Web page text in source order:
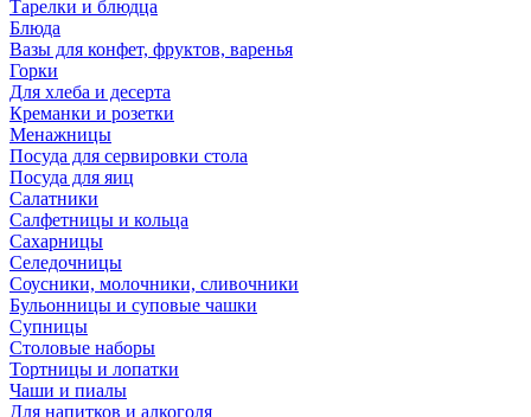
Тарелки и блюдца
Блюда
Вазы для конфет, фруктов, варенья
Горки
Для хлеба и десерта
Креманки и розетки
Менажницы
Посуда для сервировки стола
Посуда для яиц
Салатники
Салфетницы и кольца
Сахарницы
Селедочницы
Соусники, молочники, сливочники
Бульонницы и суповые чашки
Супницы
Столовые наборы
Тортницы и лопатки
Чаши и пиалы
Для напитков и алкоголя